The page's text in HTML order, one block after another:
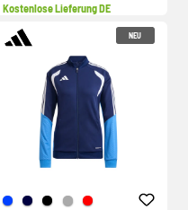
Kostenlose Lieferung DE
NEU